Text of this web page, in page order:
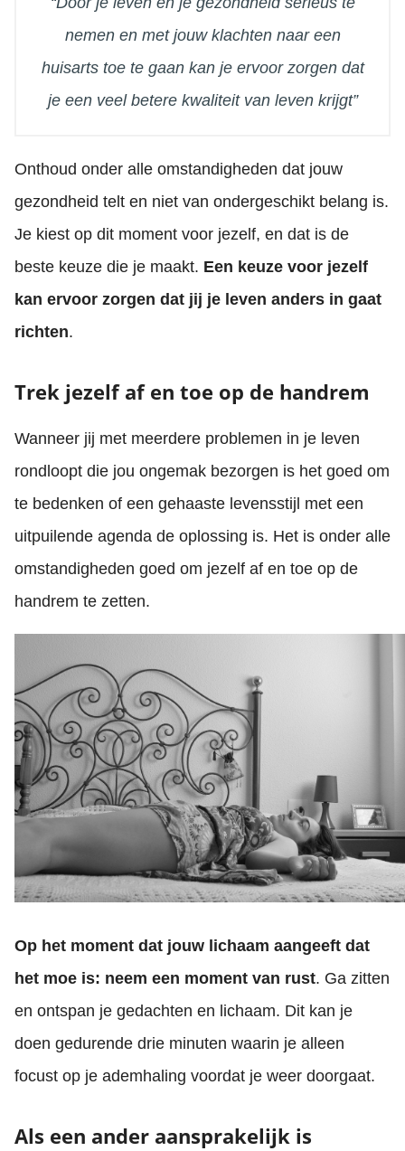
nemen en met jouw klachten naar een
huisarts toe te gaan kan je ervoor zorgen dat
je een veel betere kwaliteit van leven krijgt”
Onthoud onder alle omstandigheden dat jouw
gezondheid telt en niet van ondergeschikt belang is.
Je kiest op dit moment voor jezelf, en dat is de
beste keuze die je maakt. Een keuze voor jezelf
kan ervoor zorgen dat jij je leven anders in gaat
richten.
Trek jezelf af en toe op de handrem
Wanneer jij met meerdere problemen in je leven
rondloopt die jou ongemak bezorgen is het goed om
te bedenken of een gehaaste levensstijl met een
uitpuilende agenda de oplossing is. Het is onder alle
omstandigheden goed om jezelf af en toe op de
handrem te zetten.
Op het moment dat jouw lichaam aangeeft dat
het moe is: neem een moment van rust. Ga zitten
en ontspan je gedachten en lichaam. Dit kan je
doen gedurende drie minuten waarin je alleen
focust op je ademhaling voordat je weer doorgaat.
Als een ander aansprakelijk is